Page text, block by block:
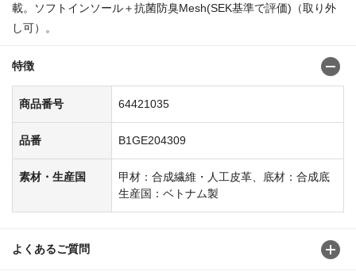
載。ソフトインソール＋抗菌防臭Mesh(SEK基準で評価)（取り外
し可）。
特徴
商品番号 64421035
品番 B1GE204309
素材・生産国
甲材：合成繊維・人工皮革、底材：合成底
生産国：ベトナム製
よくあるご質問